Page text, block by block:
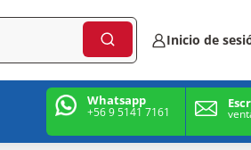
Inicio de
Whatsapp
+56 9 5141 7161